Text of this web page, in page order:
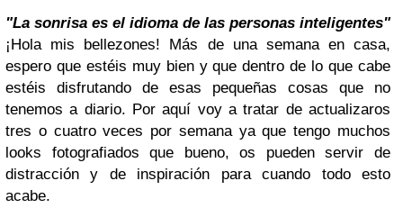
"La sonrisa es el idioma de las personas inteligentes"
¡Hola mis bellezones! Más de una semana en casa,
espero que estéis muy bien y que dentro de lo que cabe
estéis disfrutando de esas pequeñas cosas que no
tenemos a diario. Por aquí voy a tratar de actualizaros
tres o cuatro veces por semana ya que tengo muchos
looks fotografiados que bueno, os pueden servir de
distracción y de inspiración para cuando todo esto
acabe.